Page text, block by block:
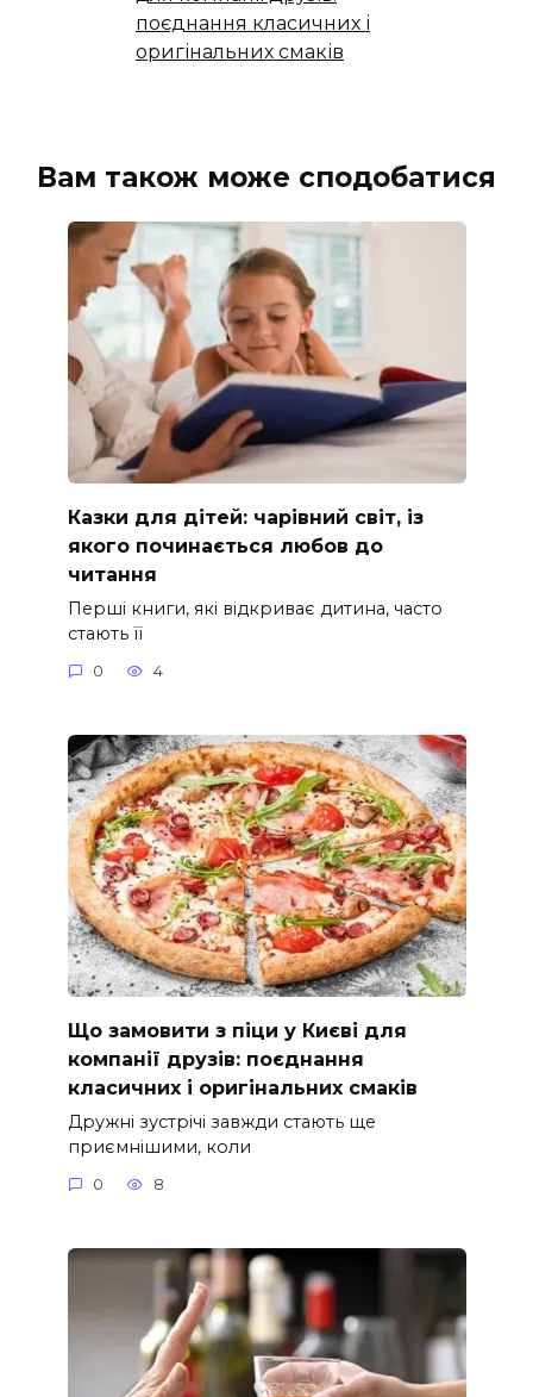
поєднання класичних і
оригінальних смаків
Вам також може сподобатися
Казки для дітей: чарівний світ, із
якого починається любов до
читання
Перші книги, які відкриває дитина, часто
стають її
0 4
Що замовити з піци у Києві для
компанії друзів: поєднання
класичних і оригінальних смаків
Дружні зустрічі завжди стають ще
приємнішими, коли
0 8